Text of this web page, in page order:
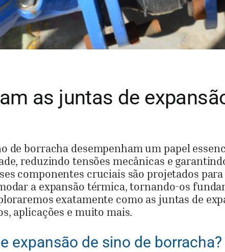
as juntas de
de borracha desempenham um papel
reduzindo tensões mecânicas e
componentes cruciais são projetados
a expansão térmica, tornando-os
exatamente como as juntas de
aplicações e muito mais.
expansão de sino de borracha?